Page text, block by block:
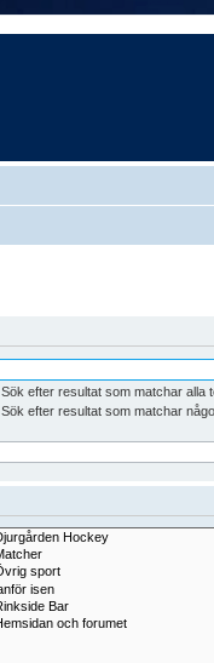
Sök efter resultat som matchar alla
Sök efter resultat som matchar